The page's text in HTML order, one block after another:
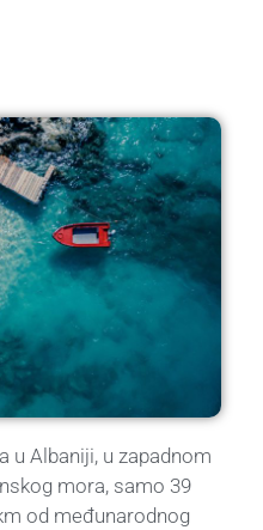
u Albaniji, u zapadnom
mora, samo 39
od međunarodnog